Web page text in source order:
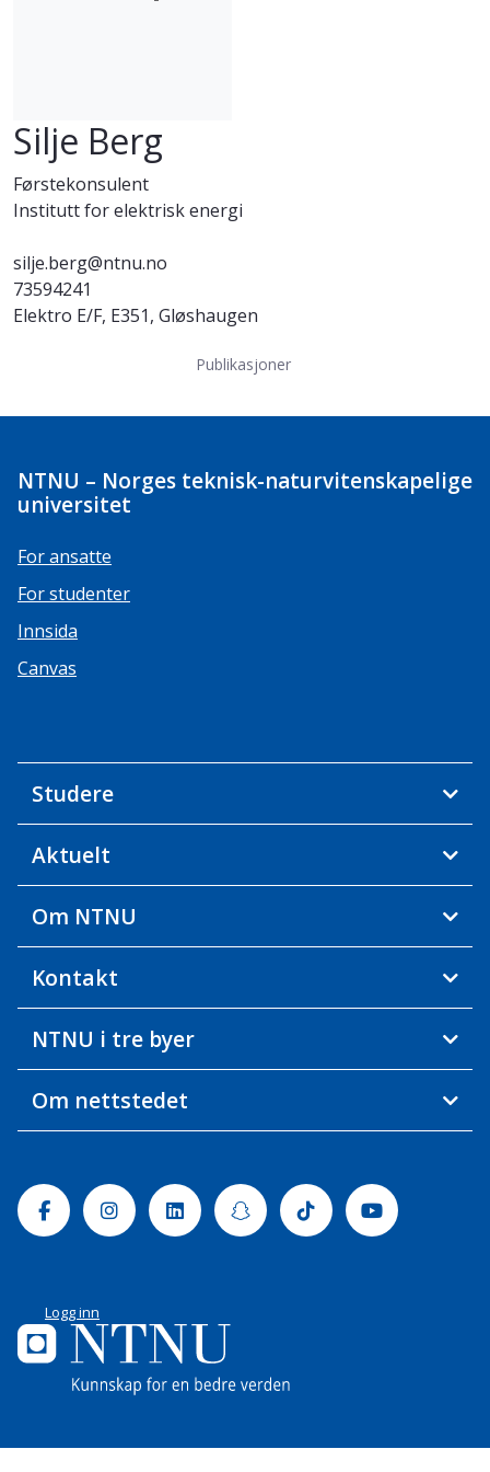
Silje Berg
Førstekonsulent
Institutt for elektrisk energi
silje.berg@ntnu.no
73594241
Elektro E/F, E351, Gløshaugen
Publikasjoner
NTNU – Norges teknisk-naturvitenskapelige
universitet
For ansatte
For studenter
Innsida
Canvas
Studere
Aktuelt
Om NTNU
Kontakt
NTNU i tre byer
Om nettstedet
FacebookInstagramLinkedinSnapchatTiktok Youtube
Logg inn